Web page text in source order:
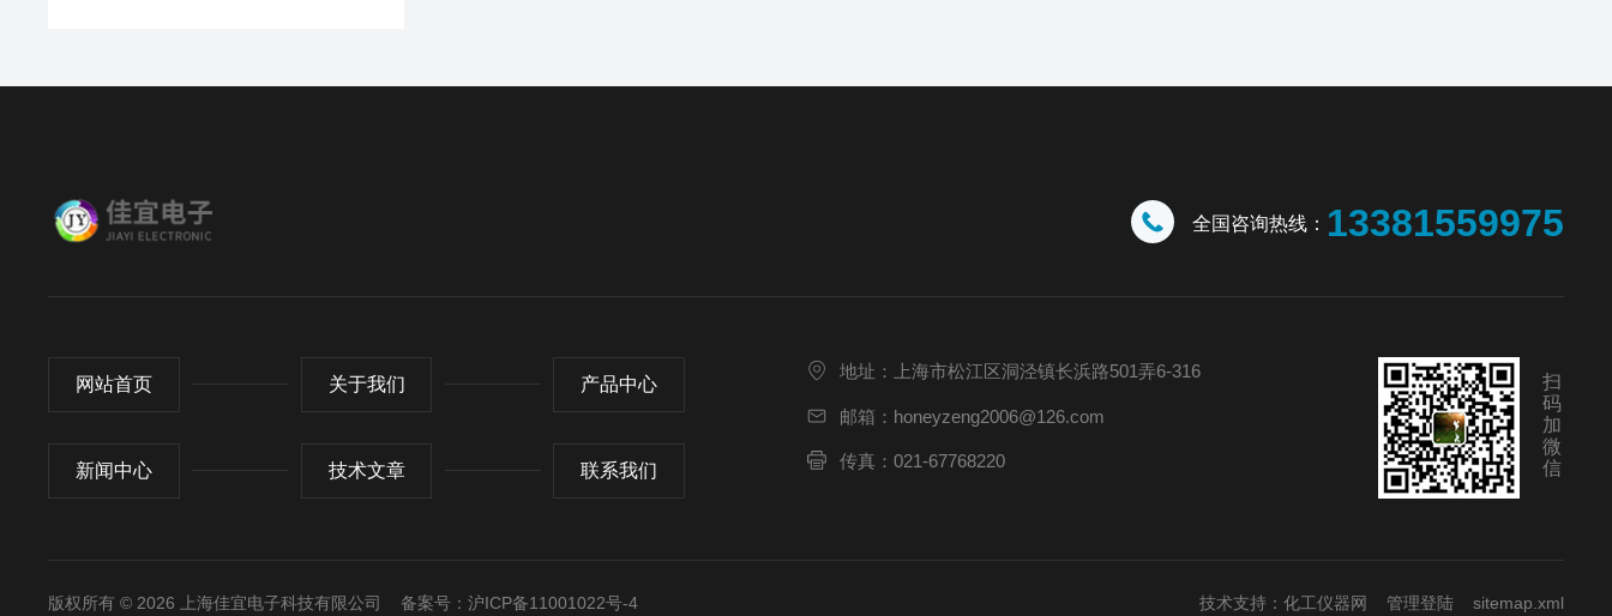
全国咨询热线： 13381559975
网站首页 关于我们 产品中心
新闻中心 技术文章 联系我们
地址：上海市松江区洞泾镇长浜路501弄6-316
邮箱：honeyzeng2006@126.com
传真：021-67768220
扫
码
加
微
信
版权所有 © 2026 上海佳宜电子科技有限公司 备案号：沪ICP备11001022号-4 技术支持： 化工仪器网 管理登陆 sitemap.xml